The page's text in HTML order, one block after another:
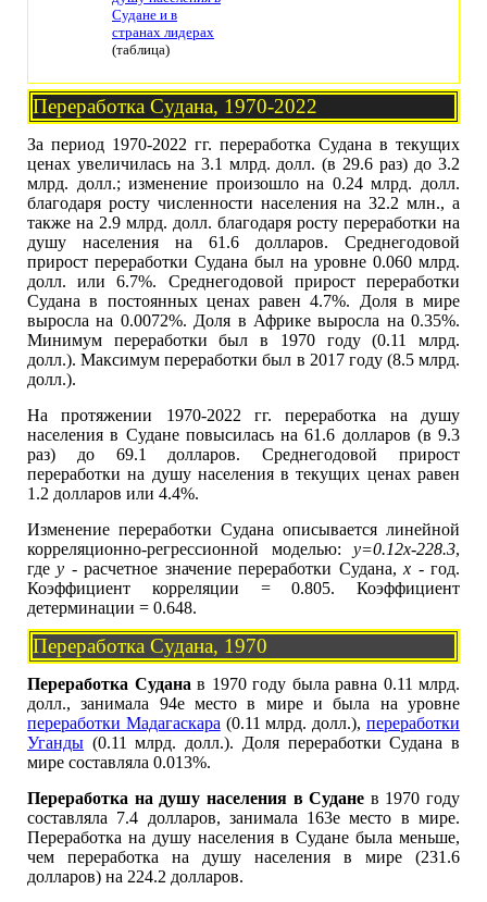
Судане и в
странах лидерах
(таблица)
Переработка Судана, 1970-2022
За период 1970-2022 гг. переработка Судана в текущих
ценах увеличилась на 3.1 млрд. долл. (в 29.6 раз) до 3.2
млрд. долл.; изменение произошло на 0.24 млрд. долл.
благодаря росту численности населения на 32.2 млн., а
также на 2.9 млрд. долл. благодаря росту переработки на
душу населения на 61.6 долларов. Среднегодовой
прирост переработки Судана был на уровне 0.060 млрд.
долл. или 6.7%. Среднегодовой прирост переработки
Судана в постоянных ценах равен 4.7%. Доля в мире
выросла на 0.0072%. Доля в Африке выросла на 0.35%.
Минимум переработки был в 1970 году (0.11 млрд.
долл.). Максимум переработки был в 2017 году (8.5 млрд.
долл.).
На протяжении 1970-2022 гг. переработка на душу
населения в Судане повысилась на 61.6 долларов (в 9.3
раз) до 69.1 долларов. Среднегодовой прирост
переработки на душу населения в текущих ценах равен
1.2 долларов или 4.4%.
Изменение переработки Судана описывается линейной
корреляционно-регрессионной моделью: y=0.12x-228.3,
гдеy - расчетное значение переработки Судана,x - год.
Коэффициент корреляции = 0.805. Коэффициент
детерминации = 0.648.
Переработка Судана, 1970
Переработка Судана в 1970 году была равна 0.11 млрд.
долл., занимала 94е место в мире и была на уровне
переработки Мадагаскара (0.11 млрд. долл.),переработки
Уганды (0.11 млрд. долл.). Доля переработки Судана в
мире составляла 0.013%.
Переработка на душу населения в Судане в 1970 году
составляла 7.4 долларов, занимала 163е место в мире.
Переработка на душу населения в Судане была меньше,
чем переработка на душу населения в мире (231.6
долларов) на 224.2 долларов.